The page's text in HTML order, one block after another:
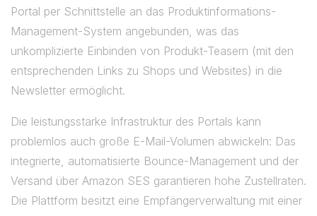
Portal per Schnittstelle an das Produktinformations-
Management-System angebunden, was das
unkomplizierte Einbinden von Produkt-Teasern (mit den
entsprechenden Links zu Shops und Websites) in die
Newsletter ermöglicht.
Die leistungsstarke Infrastruktur des Portals kann
problemlos auch große E-Mail-Volumen abwickeln: Das
integrierte, automatisierte Bounce-Management und der
Versand über Amazon SES garantieren hohe Zustellraten.
Die Plattform besitzt eine Empfängerverwaltung mit einer